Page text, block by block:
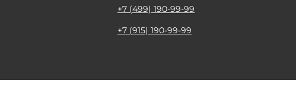
+7 (499) 190-99-99
+7 (915) 190-99-99